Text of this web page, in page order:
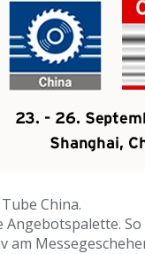
China.